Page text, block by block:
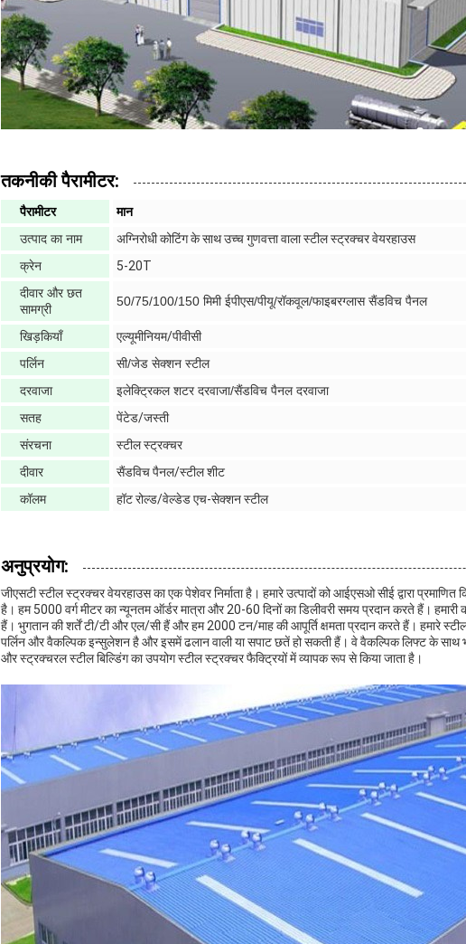
तकनीकी पैरामीटर:
पैरामीटर
मान
उत्पाद का नाम
अग्निरोधी कोटिंग के साथ उच्च गुणवत्ता वाला स्टील स्ट्रक्चर वेयरहाउस
क्रेन
5-20T
दीवार और छत
सामग्री
50/75/100/150 मिमी ईपीएस/पीयू/रॉकवूल/फाइबरग्लास सैंडविच पैनल
खिड़कियाँ
एल्यूमीनियम/पीवीसी
पर्लिन
सी/जेड सेक्शन स्टील
दरवाजा
इलेक्ट्रिकल शटर दरवाजा/सैंडविच पैनल दरवाजा
सतह
पेंटेड/जस्ती
संरचना
स्टील स्ट्रक्चर
दीवार
सैंडविच पैनल/स्टील शीट
कॉलम
हॉट रोल्ड/वेल्डेड एच-सेक्शन स्टील
अनुप्रयोग:
जीएसटी स्टील स्ट्रक्चर वेयरहाउस का एक पेशेवर निर्माता है। हमारे उत्पादों को आईएसओ सीई द्वारा
है। हम 5000 वर्ग मीटर का न्यूनतम ऑर्डर मात्रा और 20-60 दिनों का डिलीवरी समय प्रदान करते हैं।
हैं। भुगतान की शर्तें टी/टी और एल/सी हैं और हम 2000 टन/माह की आपूर्ति क्षमता प्रदान करते हैं। हमारे
पर्लिन और वैकल्पिक इन्सुलेशन है और इसमें ढलान वाली या सपाट छतें हो सकती हैं। वे वैकल्पिक लिफ्ट के साथ
और स्ट्रक्चरल स्टील बिल्डिंग का उपयोग स्टील स्ट्रक्चर फैक्ट्रियों में व्यापक रूप से किया जाता है।